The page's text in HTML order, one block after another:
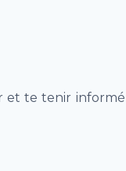
et te tenir informé